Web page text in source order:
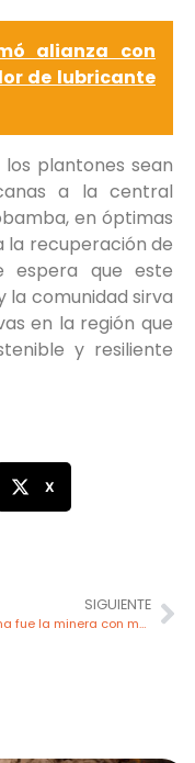
alianza con
de lubricante
los plantones sean
a la central
en óptimas
la recuperación de
espera que este
la comunidad sirva
en la región que
y resiliente
X
SIGUIENTE
Antamina fue la minera con mayor inversión en Perú en 2024, seguida por Las Bambas y Cerro Verde